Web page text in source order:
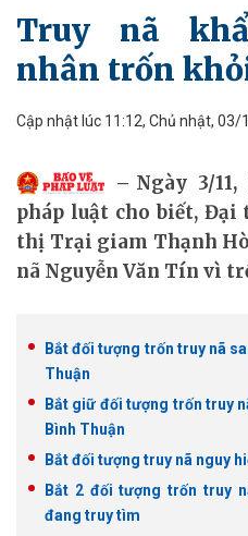
Truy nã
nhân trốn
Cập nhật lúc 11:12, Chủ nhật,
Ngày 3/
pháp luật cho biết, Đại
thị Trại giam Thạnh
nã Nguyễn Văn Tín vì
Bắt đối tượng trốn truy nã
Thuận
Bắt giữ đối tượng trốn truy
Bình Thuận
Bắt đối tượng truy nã nguy
Bắt 2 đối tượng trốn truy
đang truy tìm